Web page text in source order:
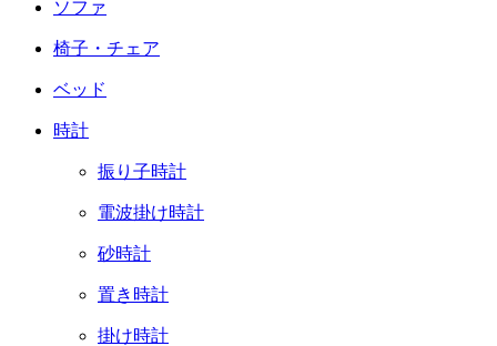
ソファ
椅子・チェア
ベッド
時計
振り子時計
電波掛け時計
砂時計
置き時計
掛け時計